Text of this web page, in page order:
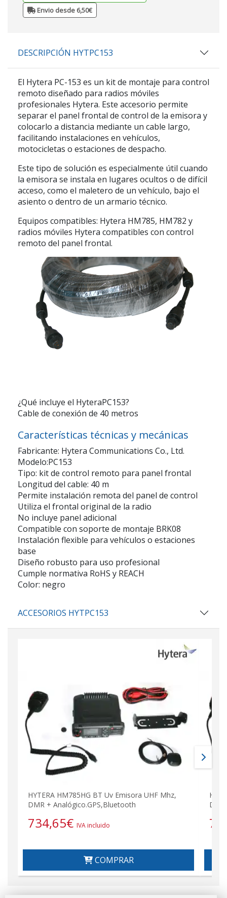
Envio desde 6,50€
DESCRIPCIÓN HYTPC153
El Hytera PC-153 es un kit de montaje para control
remoto diseñado para radios móviles
profesionales Hytera. Este accesorio permite
separar el panel frontal de control de la emisora y
colocarlo a distancia mediante un cable largo,
facilitando instalaciones en vehículos,
motocicletas o estaciones de despacho.
Este tipo de solución es especialmente útil cuando
la emisora se instala en lugares ocultos o de difícil
acceso, como el maletero de un vehículo, bajo el
asiento o dentro de un armario técnico.
Equipos compatibles: Hytera HM785, HM782 y
radios móviles Hytera compatibles con control
remoto del panel frontal.
¿Qué incluye el HyteraPC153?
Cable de conexión de 40 metros
Características técnicas y mecánicas
Fabricante: Hytera Communications Co., Ltd.
Modelo:PC153
Tipo: kit de control remoto para panel frontal
Longitud del cable: 40 m
Permite instalación remota del panel de control
Utiliza el frontal original de la radio
No incluye panel adicional
Compatible con soporte de montaje BRK08
Instalación flexible para vehículos o estaciones
base
Diseño robusto para uso profesional
Cumple normativa RoHS y REACH
Color: negro
ACCESORIOS HYTPC153
HYTERA HM785HG BT Uv Emisora UHF Mhz,
DMR + Analógico.GPS,Bluetooth
734,65€ IVA incluido
COMPRAR